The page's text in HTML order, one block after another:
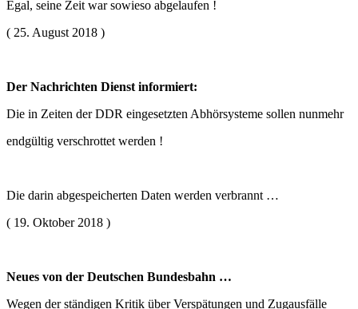
Egal, seine Zeit war sowieso abgelaufen !
( 25. August 2018 )
Der Nachrichten Dienst informiert:
Die in Zeiten der DDR eingesetzten Abhörsysteme sollen nunmehr
endgültig verschrottet werden !
Die darin abgespeicherten Daten werden verbrannt …
( 19. Oktober 2018 )
Neues von der Deutschen Bundesbahn …
Wegen der ständigen Kritik über Verspätungen und Zugausfälle